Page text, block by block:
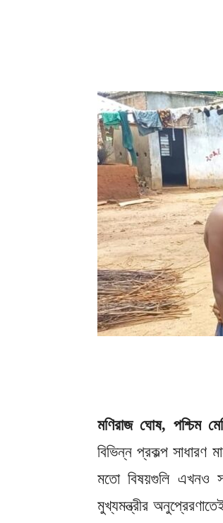
মণিরাজ ঘোষ, পশ্চিম
বিভিন্ন প্রকল্প সাধারণ
মতো বিষয়গুলি এখনও
মুখ্যমন্ত্রীর